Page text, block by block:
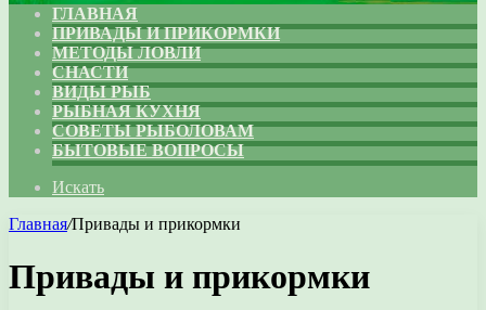
ГЛАВНАЯ
ПРИВАДЫ И ПРИКОРМКИ
МЕТОДЫ ЛОВЛИ
СНАСТИ
ВИДЫ РЫБ
РЫБНАЯ КУХНЯ
СОВЕТЫ РЫБОЛОВАМ
БЫТОВЫЕ ВОПРОСЫ
Искать
Главная/Привады и прикормки
Привады и прикормки